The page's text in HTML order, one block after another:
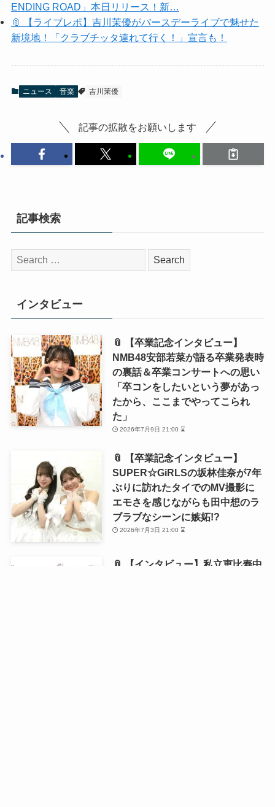
ENDING ROAD」本日リリース！新…
📎 【ライブレポ】吉川茉優がバースデーライブで魅せた
新境地！「クラブチッタ連れて行く！」宣言も！
ニュース 音楽 吉川茉優
記事の拡散をお願いします
記事検索
検
索:
インタビュー
📎 【卒業記念インタビュー】
NMB48安部若菜が語る卒業発表時
の裏話＆卒業コンサートへの思い
「卒コンをしたいという夢があっ
たから、ここまでやってこられ
た」
2026年7月9日 21:00 ⌛
📎 【卒業記念インタビュー】
SUPER☆GiRLSの坂林佳奈が7年
ぶりに訪れたタイでのMV撮影に
エモさを感じながらも田中想のラ
ブラブなシーンに嫉妬!?
2026年7月3日 21:00 ⌛
📎 【インタビュー】私立恵比寿中